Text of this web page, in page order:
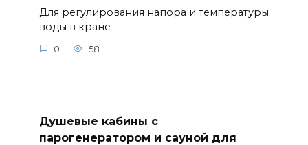
Для регулирования напора и температуры
воды в кране
0 58
Душевые кабины с
парогенератором и сауной для